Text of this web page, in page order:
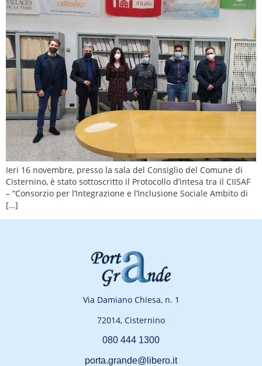
Ieri 16 novembre, presso la sala del Consiglio del Comune di
Cisternino, è stato sottoscritto il Protocollo d’intesa tra il CIISAF
– “Consorzio per l’Integrazione e l’Inclusione Sociale Ambito di
[…]
Via Damiano Chiesa, n. 1
72014, Cisternino
080 444 1300
porta.grande@libero.it